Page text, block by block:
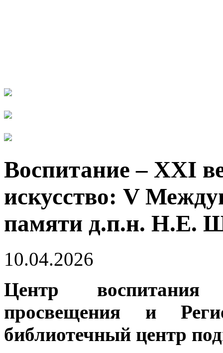
Воспитание – XXI
искусство: V
памяти д.п.н. Н.Е.
10.04.2026
Центр воспитания
просвещения и
библиотечный центр